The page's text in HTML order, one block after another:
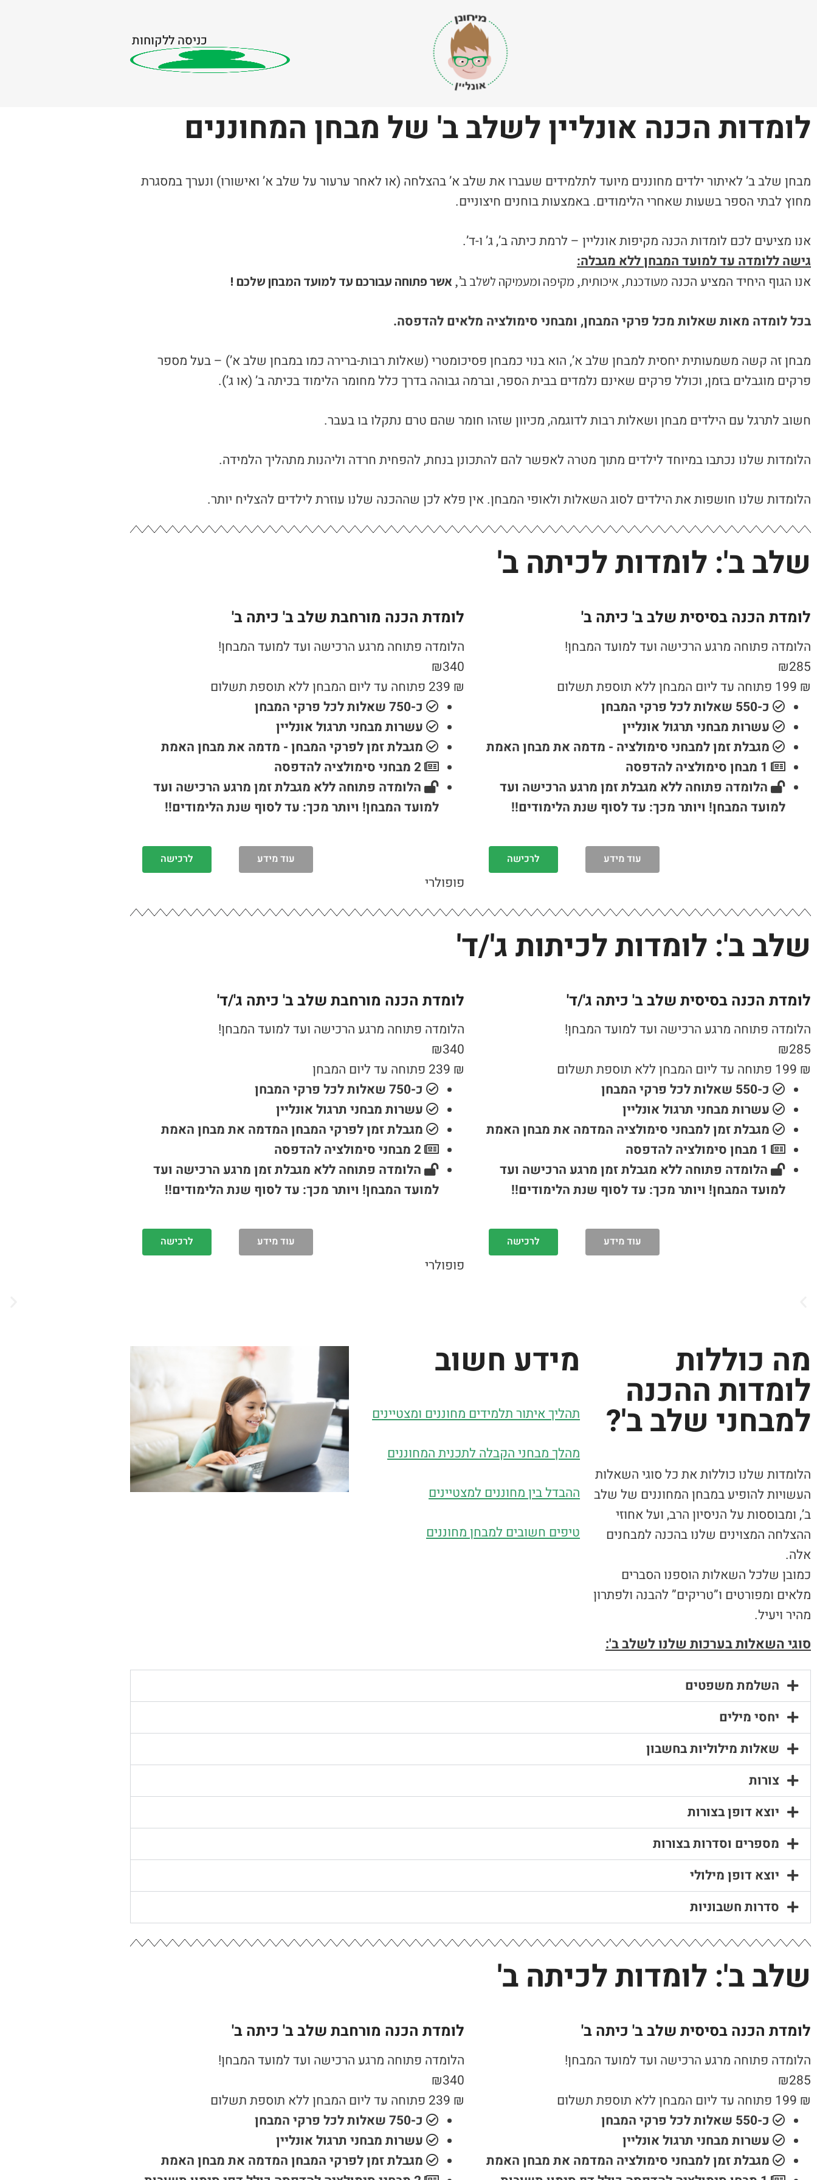
כניסה ללקוחות
לומדות הכנה אונליין לשלב ב' של מבחן המחוננים
מבחן שלב ב’ לאיתור ילדים מחוננים מיועד לתלמידים שעברו את שלב א’ בהצלחה (או לאחר ערעור על שלב א’ ואישורו) ונערך במסגרת
מחוץ לבתי הספר בשעות שאחרי הלימודים. באמצעות בוחנים חיצוניים.
אנו מציעים לכם לומדות הכנה מקיפות אונליין – לרמת כיתה ב’, ג’ ו-ד’.
גישה ללומדה עד למועד המבחן ללא מגבלה:
אנו הגוף היחיד המציע הכנה מעודכנת, איכותית, מקיפה ומעמיקה לשלב ב’, אשר פתוחה עבורכם עד למועד המבחן שלכם !
בכל לומדה מאות שאלות מכל פרקי המבחן, ומבחני סימולציה מלאים להדפסה.
מבחן זה קשה משמעותית יחסית למבחן שלב א’, הוא בנוי כמבחן פסיכומטרי (שאלות רבות-ברירה כמו במבחן שלב א’) – בעל מספר
פרקים מוגבלים בזמן, וכולל פרקים שאינם נלמדים בבית הספר, וברמה גבוהה בדרך כלל מחומר הלימוד בכיתה ב’ (או ג’).
חשוב לתרגל עם הילדים מבחן ושאלות רבות לדוגמה, מכיוון שזהו חומר שהם טרם נתקלו בו בעבר.
הלומדות שלנו נכתבו במיוחד לילדים מתוך מטרה לאפשר להם להתכונן בנחת, להפחית חרדה וליהנות מתהליך הלמידה.
הלומדות שלנו חושפות את הילדים לסוג השאלות ולאופי המבחן. אין פלא לכן שההכנה שלנו עוזרת לילדים להצליח יותר.
שלב ב': לומדות לכיתה ב'
לומדת הכנה בסיסית שלב ב' כיתה ב'
הלומדה פתוחה מרגע הרכישה ועד למועד המבחן!
₪285
₪
199 פתוחה עד ליום המבחן ללא תוספת תשלום
כ-550 שאלות לכל פרקי המבחן
עשרות מבחני תרגול אונליין
מגבלת זמן למבחני סימולציה - מדמה את מבחן האמת
1 מבחן סימולציה להדפסה
הלומדה פתוחה ללא מגבלת זמן מרגע הרכישה ועד
למועד המבחן! ויותר מכך: עד לסוף שנת הלימודים!!
לרכישה עוד מידע
לומדת הכנה מורחבת שלב ב' כיתה ב'​
הלומדה פתוחה מרגע הרכישה ועד למועד המבחן!
₪340
₪
239 פתוחה עד ליום המבחן ללא תוספת תשלום
כ-750 שאלות לכל פרקי המבחן
עשרות מבחני תרגול אונליין
מגבלת זמן לפרקי המבחן - מדמה את מבחן האמת
2 מבחני סימולציה להדפסה
הלומדה פתוחה ללא מגבלת זמן מרגע הרכישה ועד
למועד המבחן! ויותר מכך: עד לסוף שנת הלימודים!!
לרכישה עוד מידע
פופולרי
שלב ב': לומדות לכיתות ג'/ד'
לומדת הכנה בסיסית שלב ב' כיתה ג'/ד'
הלומדה פתוחה מרגע הרכישה ועד למועד המבחן!
₪285
₪
199 פתוחה עד ליום המבחן ללא תוספת תשלום
כ-550 שאלות לכל פרקי המבחן
עשרות מבחני תרגול אונליין
מגבלת זמן למבחני סימולציה המדמה את מבחן האמת
1 מבחן סימולציה להדפסה
הלומדה פתוחה ללא מגבלת זמן מרגע הרכישה ועד
למועד המבחן! ויותר מכך: עד לסוף שנת הלימודים!!
לרכישה עוד מידע
לומדת הכנה מורחבת שלב ב' כיתה ג'/ד'
הלומדה פתוחה מרגע הרכישה ועד למועד המבחן!
₪340
₪
239 פתוחה עד ליום המבחן​
כ-750 שאלות לכל פרקי המבחן
עשרות מבחני תרגול אונליין
מגבלת זמן לפרקי המבחן המדמה את מבחן האמת
2 מבחני סימולציה להדפסה
הלומדה פתוחה ללא מגבלת זמן מרגע הרכישה ועד
למועד המבחן! ויותר מכך: עד לסוף שנת הלימודים!!
לרכישה עוד מידע
פופולרי
מה כוללות
לומדות ההכנה
למבחני שלב ב'?
הלומדות שלנו כוללות את כל סוגי השאלות
העשויות להופיע במבחן המחוננים של שלב
ב’, ומבוססות על הניסיון הרב, ועל אחוזי
ההצלחה המצוינים שלנו בהכנה למבחנים
אלה.
כמובן שלכל השאלות הוספנו הסברים
מלאים ומפורטים ו”טריקים” להבנה ולפתרון
מהיר ויעיל.
מידע חשוב
תהליך איתור תלמידים מחוננים ומצטיינים​
מהלך מבחני הקבלה לתכנית המחוננים
ההבדל בין מחוננים למצטיינים
טיפים חשובים למבחן מחוננים
סוגי השאלות בערכות שלנו לשלב ב':
השלמת משפטים
יחסי מילים
שאלות מילוליות בחשבון
צורות
יוצא דופן בצורות
מספרים וסדרות בצורות
יוצא דופן מילולי
סדרות חשבוניות
שלב ב': לומדות לכיתה ב'
לומדת הכנה בסיסית שלב ב' כיתה ב'
הלומדה פתוחה מרגע הרכישה ועד למועד המבחן!
₪285
₪
199 פתוחה עד ליום המבחן ללא תוספת תשלום
כ-550 שאלות לכל פרקי המבחן
עשרות מבחני תרגול אונליין
מגבלת זמן למבחני סימולציה המדמה את מבחן האמת
לומדת הכנה מורחבת שלב ב' כיתה ב'​
הלומדה פתוחה מרגע הרכישה ועד למועד המבחן!
₪340
₪
239 פתוחה עד ליום המבחן ללא תוספת תשלום
כ-750 שאלות לכל פרקי המבחן
עשרות מבחני תרגול אונליין
מגבלת זמן לפרקי המבחן המדמה את מבחן האמת